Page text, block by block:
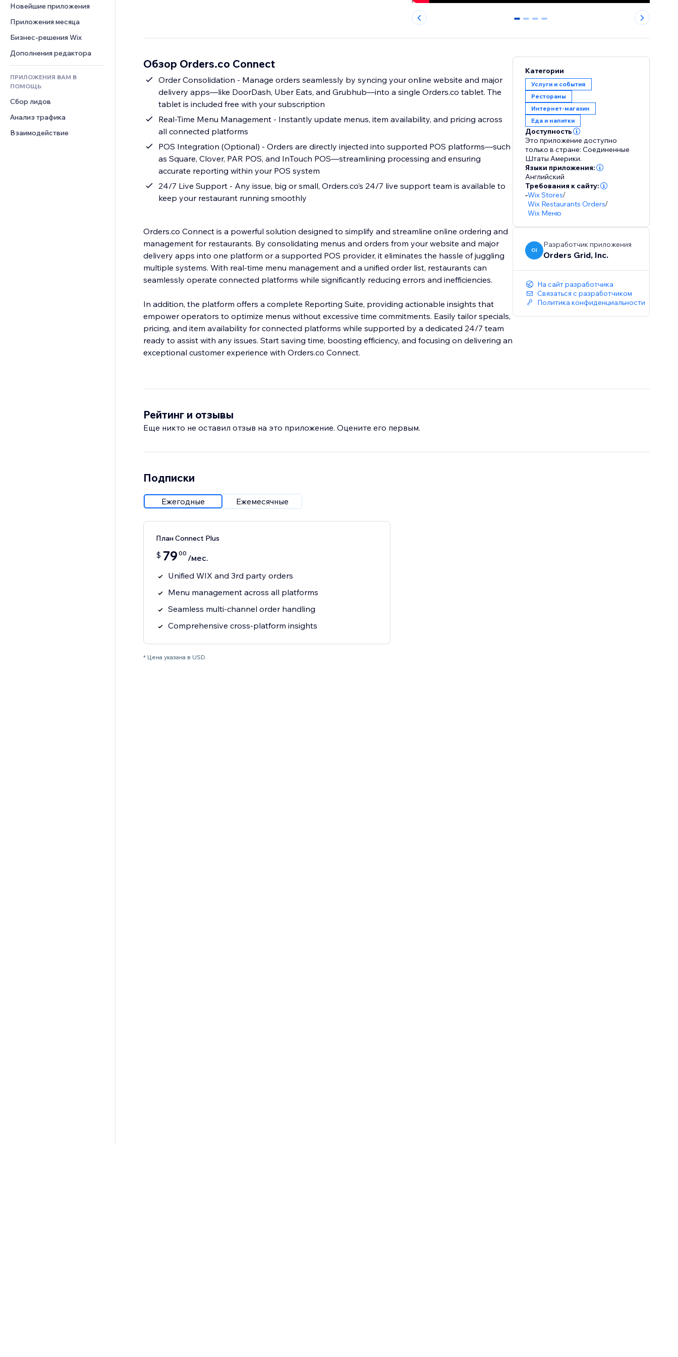
Складские услуги
Еда и напитки
PDF
Обмен файлами
Новости
Баннеры и значки
Калькуляторы
Погода
Графики и таблицы
Чат
Комментарии
Телефон
Сообщество
Отзывы и комментарии
Управление отношениями с
клиентом (CRM)
Новейшие приложения
Приложения месяца
Бизнес-решения Wix
Дополнения редактора
ПРИЛОЖЕНИЯ ВАМ В
ПОМОЩЬ
Сбор лидов
Анализ трафика
Взаимодействие
0 1 2 3
Обзор Orders.co Connect
Order Consolidation - Manage orders seamlessly by syncing your online website and major
delivery apps—like DoorDash, Uber Eats, and Grubhub—into a single Orders.co tablet. The
tablet is included free with your subscription
Real-Time Menu Management - Instantly update menus, item availability, and pricing across
all connected platforms
POS Integration (Optional) - Orders are directly injected into supported POS platforms—such
as Square, Clover, PAR POS, and InTouch POS—streamlining processing and ensuring
accurate reporting within your POS system
24/7 Live Support - Any issue, big or small, Orders.co’s 24/7 live support team is available to
keep your restaurant running smoothly
Orders.co Connect is a powerful solution designed to simplify and streamline online ordering and
management for restaurants. By consolidating menus and orders from your website and major
delivery apps into one platform or a supported POS provider, it eliminates the hassle of juggling
multiple systems. With real-time menu management and a unified order list, restaurants can
seamlessly operate connected platforms while significantly reducing errors and inefficiencies.
In addition, the platform offers a complete Reporting Suite, providing actionable insights that
empower operators to optimize menus without excessive time commitments. Easily tailor specials,
pricing, and item availability for connected platforms while supported by a dedicated 24/7 team
ready to assist with any issues. Start saving time, boosting efficiency, and focusing on delivering an
exceptional customer experience with Orders.co Connect.
Категории
Услуги и события
Рестораны
Интернет-магазин
Еда и напитки
Доступность
Это приложение доступно
только в стране: Соединенные
Штаты Америки.
Языки приложения:
Английский
Требования к сайту:
-Wix Stores/
Wix Restaurants Orders/
Wix Меню
OI
Разработчик приложения
Orders Grid, Inc.
На сайт разработчика
Связаться с разработчиком
Политика конфиденциальности
Рейтинг и отзывы
Еще никто не оставил отзыв на это приложение. Оцените его первым.
Подписки
Ежегодные Ежемесячные
План Connect Plus
$ 79 00 /мес.
Unified WIX and 3rd party orders
Menu management across all platforms
Seamless multi-channel order handling
Comprehensive cross-platform insights
* Цена указана в USD.